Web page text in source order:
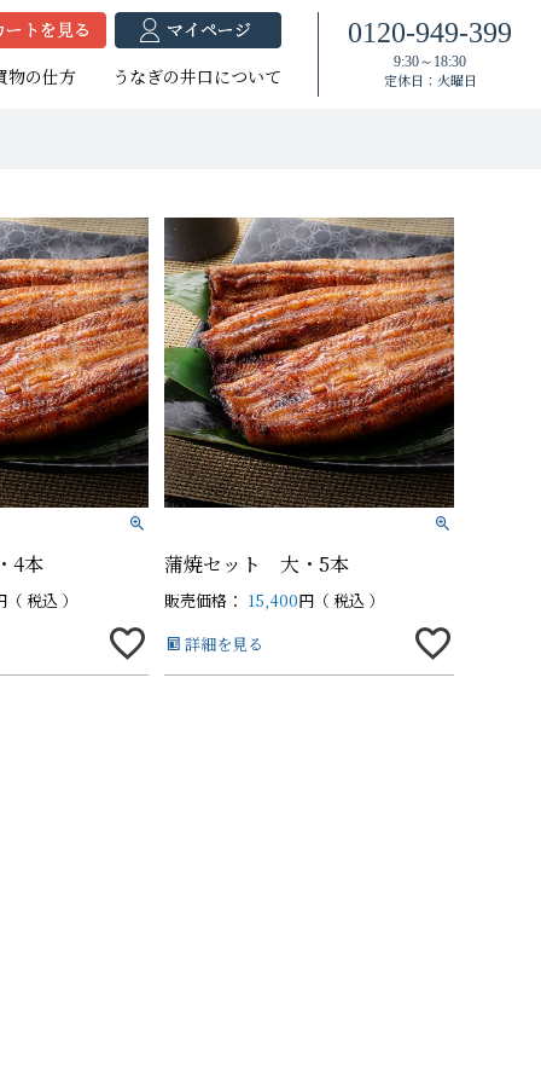
セット
たれ付き
（140g以上）
大（120g以上）
100g以上）
小（90g以上）
セット
120g以上） 中（100g以上）
セット
たれ付き
（140g以上）
大（120g以上）
100g以上）
小（90g以上）
物の仕方 うなぎの井口について
0120-949-399
9:30～18:30
定休日：火曜日
4本
税込
蒲焼セット 大・5本
販売価格： 15,400
税込
詳細を見る